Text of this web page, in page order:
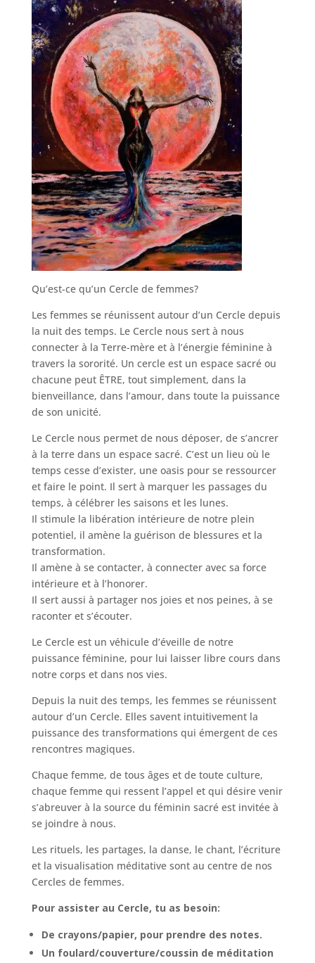
Qu’est-ce qu’un Cercle de femmes?
Les femmes se réunissent autour d’un Cercle depuis
la nuit des temps. Le Cercle nous sert à nous
connecter à la Terre-mère et à l’énergie féminine à
travers la sororité. Un cercle est un espace sacré ou
chacune peut ÊTRE, tout simplement, dans la
bienveillance, dans l’amour, dans toute la puissance
de son unicité.
Le Cercle nous permet de nous déposer, de s’ancrer
à la terre dans un espace sacré. C’est un lieu où le
temps cesse d’exister, une oasis pour se ressourcer
et faire le point. Il sert à marquer les passages du
temps, à célébrer les saisons et les lunes.
Il stimule la libération intérieure de notre plein
potentiel, il amène la guérison de blessures et la
transformation.
Il amène à se contacter, à connecter avec sa force
intérieure et à l’honorer.
Il sert aussi à partager nos joies et nos peines, à se
raconter et s’écouter.
Le Cercle est un véhicule d’éveille de notre
puissance féminine, pour lui laisser libre cours dans
notre corps et dans nos vies.
Depuis la nuit des temps, les femmes se réunissent
autour d’un Cercle. Elles savent intuitivement la
puissance des transformations qui émergent de ces
rencontres magiques.
Chaque femme, de tous âges et de toute culture,
chaque femme qui ressent l’appel et qui désire venir
s’abreuver à la source du féminin sacré est invitée à
se joindre à nous.
Les rituels, les partages, la danse, le chant, l’écriture
et la visualisation méditative sont au centre de nos
Cercles de femmes.
Pour assister au Cercle, tu as besoin:
De crayons/papier, pour prendre des notes.
Un foulard/couverture/coussin de méditation